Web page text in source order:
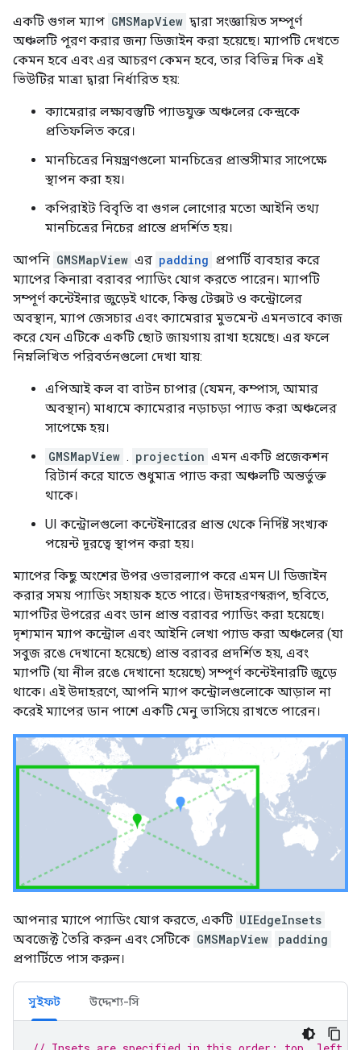
একটি গুগল ম্যাপ GMSMapView দ্বারা সংজ্ঞায়িত সম্পূর্ণ
অঞ্চলটি পূরণ করার জন্য ডিজাইন করা হয়েছে। ম্যাপটি দেখতে
কেমন হবে এবং এর আচরণ কেমন হবে, তার বিভিন্ন দিক এই
ভিউটির মাত্রা দ্বারা নির্ধারিত হয়:
ক্যামেরার লক্ষ্যবস্তুটি প্যাডযুক্ত অঞ্চলের কেন্দ্রকে
প্রতিফলিত করে।
মানচিত্রের নিয়ন্ত্রণগুলো মানচিত্রের প্রান্তসীমার সাপেক্ষে
স্থাপন করা হয়।
কপিরাইট বিবৃতি বা গুগল লোগোর মতো আইনি তথ্য
মানচিত্রের নিচের প্রান্তে প্রদর্শিত হয়।
আপনি GMSMapView এর padding প্রপার্টি ব্যবহার করে
ম্যাপের কিনারা বরাবর প্যাডিং যোগ করতে পারেন। ম্যাপটি
সম্পূর্ণ কন্টেইনার জুড়েই থাকে, কিন্তু টেক্সট ও কন্ট্রোলের
অবস্থান, ম্যাপ জেসচার এবং ক্যামেরার মুভমেন্ট এমনভাবে কাজ
করে যেন এটিকে একটি ছোট জায়গায় রাখা হয়েছে। এর ফলে
নিম্নলিখিত পরিবর্তনগুলো দেখা যায়:
এপিআই কল বা বাটন চাপার (যেমন, কম্পাস, আমার
অবস্থান) মাধ্যমে ক্যামেরার নড়াচড়া প্যাড করা অঞ্চলের
সাপেক্ষে হয়।
GMSMapView . projection এমন একটি প্রজেকশন
রিটার্ন করে যাতে শুধুমাত্র প্যাড করা অঞ্চলটি অন্তর্ভুক্ত
থাকে।
UI কন্ট্রোলগুলো কন্টেইনারের প্রান্ত থেকে নির্দিষ্ট সংখ্যক
পয়েন্ট দূরত্বে স্থাপন করা হয়।
ম্যাপের কিছু অংশের উপর ওভারল্যাপ করে এমন UI ডিজাইন
করার সময় প্যাডিং সহায়ক হতে পারে। উদাহরণস্বরূপ, ছবিতে,
ম্যাপটির উপরের এবং ডান প্রান্ত বরাবর প্যাডিং করা হয়েছে।
দৃশ্যমান ম্যাপ কন্ট্রোল এবং আইনি লেখা প্যাড করা অঞ্চলের (যা
সবুজ রঙে দেখানো হয়েছে) প্রান্ত বরাবর প্রদর্শিত হয়, এবং
ম্যাপটি (যা নীল রঙে দেখানো হয়েছে) সম্পূর্ণ কন্টেইনারটি জুড়ে
থাকে। এই উদাহরণে, আপনি ম্যাপ কন্ট্রোলগুলোকে আড়াল না
করেই ম্যাপের ডান পাশে একটি মেনু ভাসিয়ে রাখতে পারেন।
আপনার ম্যাপে প্যাডিং যোগ করতে, একটি UIEdgeInsets
অবজেক্ট তৈরি করুন এবং সেটিকে GMSMapView
padding
প্রপার্টিতে পাস করুন।
সুইফট উদ্দেশ্য-সি